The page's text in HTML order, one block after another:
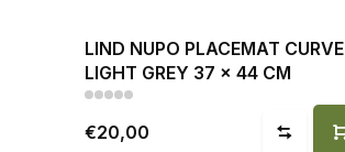
LIND NUPO PLACEMAT CURVE
LIGHT GREY 37 x 44 CM
€20,00